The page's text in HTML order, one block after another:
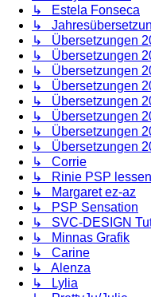
↳ Estela Fonseca
↳
↳ Übersetzungen
↳ Übersetzungen
↳ Übersetzungen
↳ Übersetzungen
↳ Übersetzungen
↳ Übersetzungen
↳ Übersetzungen
↳ Übersetzungen
↳ Corrie
↳ Rinie PSP lessen
↳ Margaret ez-az
↳ PSP Sensation
↳ SVC-DESIGN
↳ Minnas Grafik
↳ Carine
↳ Alenza
↳ Lylia